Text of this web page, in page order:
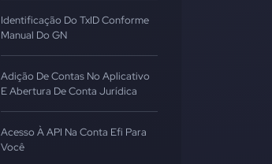
Identificação Do TxID Conforme
Manual Do GN
Adição De Contas No Aplicativo
E Abertura De Conta Jurídica
Acesso À API Na Conta Efi Para
Você